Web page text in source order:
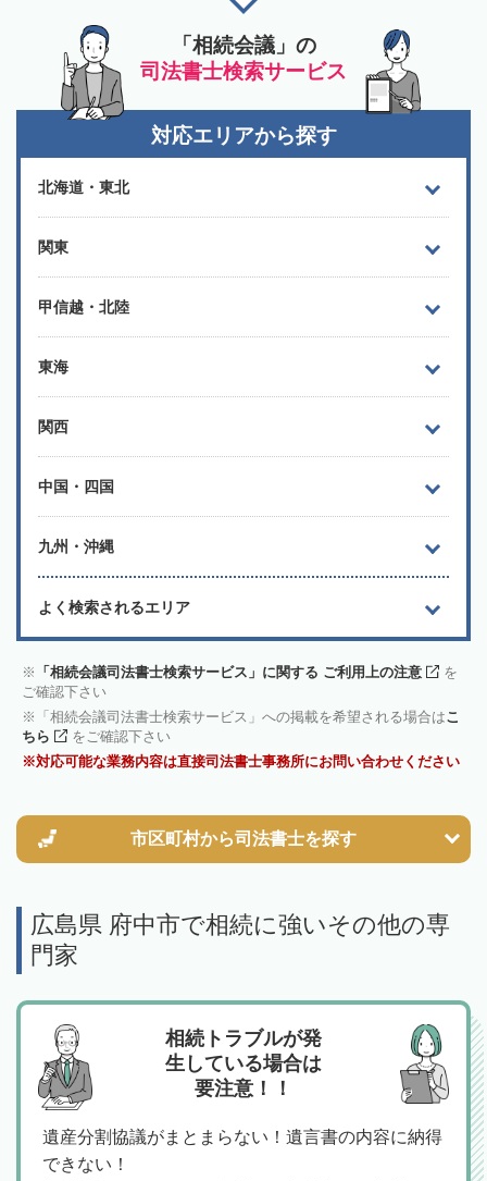
「相続会議」の
司法書士検索サービス
対応エリアから探す
北海道・東北
関東
甲信越・北陸
東海
関西
中国・四国
九州・沖縄
よく検索されるエリア
「相続会議司法書士検索サービス」に関する ご利用上の注意
を
ご確認下さい
「相続会議司法書士検索サービス」への掲載を希望される場合はこ
ちら
をご確認下さい
対応可能な業務内容は直接司法書士事務所にお問い合わせください
市区町村から司法書士を探す
広島県 府中市で相続に強いその他の専
門家
相続トラブルが発
生している場合は
要注意！！
遺産分割協議がまとまらない！遺言書の内容に納得
できない！